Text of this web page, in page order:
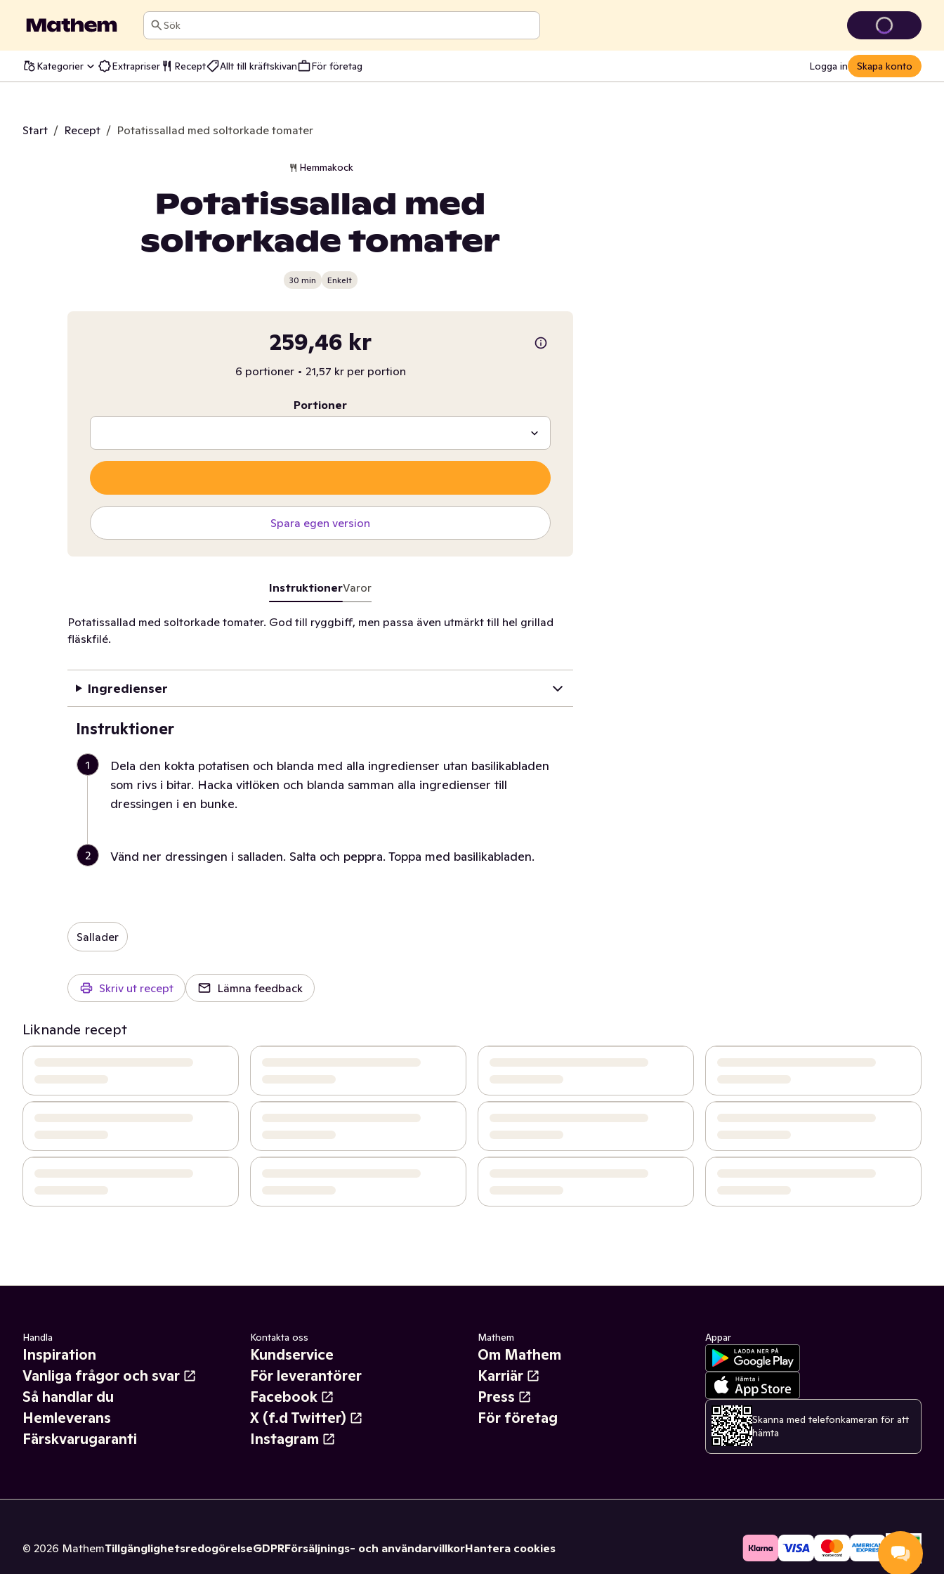
Sök
Kategorier Extrapriser Recept Allt till kräftskivan För företag Logga in Skapa konto
Start / Recept / Potatissallad med soltorkade tomater
Hemmakock
Potatissallad med
soltorkade tomater
30 min Enkelt
259,46 kr
6 portioner • 21,57 kr per portion
Portioner
Spara egen version
InstruktionerVaror
Potatissallad med soltorkade tomater. God till ryggbiff, men passa även utmärkt till hel grillad
fläskfilé.
Ingredienser
Instruktioner
1
Dela den kokta potatisen och blanda med alla ingredienser utan basilikabladen
som rivs i bitar. Hacka vitlöken och blanda samman alla ingredienser till
dressingen i en bunke.
2 Vänd ner dressingen i salladen. Salta och peppra. Toppa med basilikabladen.
Sallader
Skriv ut recept Lämna feedback
Liknande recept
Handla
Inspiration
Vanliga frågor och svar
Så handlar du
Hemleverans
Färskvarugaranti
Kontakta oss
Kundservice
För leverantörer
Facebook
X (f.d Twitter)
Instagram
Mathem
Om Mathem
Karriär
Press
För företag
Appar
Skanna med telefonkameran för att
hämta
© 2026 MathemTillgänglighetsredogörelseGDPRFörsäljnings- och användarvillkorHantera cookies